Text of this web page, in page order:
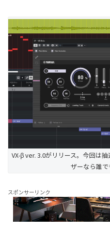
VX-β ver. 3.0がリリース。今回は
ザーなら誰
スポンサーリンク